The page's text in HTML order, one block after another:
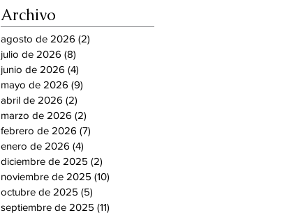
Archivo
agosto de 2026 (2)
julio de 2026 (8)
junio de 2026 (4)
mayo de 2026 (9)
abril de 2026 (2)
marzo de 2026 (2)
febrero de 2026 (7)
enero de 2026 (4)
diciembre de 2025 (2)
noviembre de 2025 (10)
octubre de 2025 (5)
septiembre de 2025 (11)